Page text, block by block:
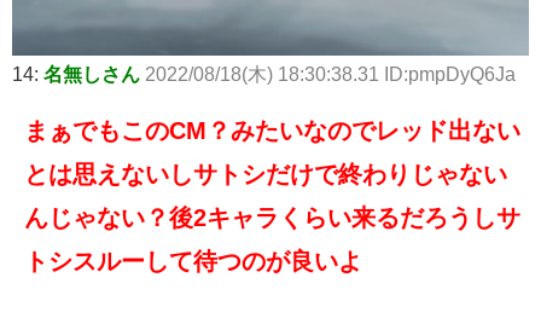
14: 名無しさん 2022/08/18(木) 18:30:38.31 ID:pmpDyQ6Ja
まぁでもこのCM？みたいなのでレッド出ない
とは思えないしサトシだけで終わりじゃない
んじゃない？後2キャラくらい来るだろうしサ
トシスルーして待つのが良いよ